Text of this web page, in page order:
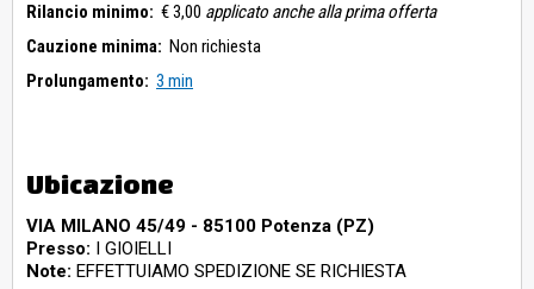
Rilancio minimo: € 3,00 applicato anche alla prima offerta
Cauzione minima: Non richiesta
Prolungamento: 3 min
Ubicazione
VIA MILANO 45/49 - 85100 Potenza (PZ)
Presso: I GIOIELLI
Note: EFFETTUIAMO SPEDIZIONE SE RICHIESTA